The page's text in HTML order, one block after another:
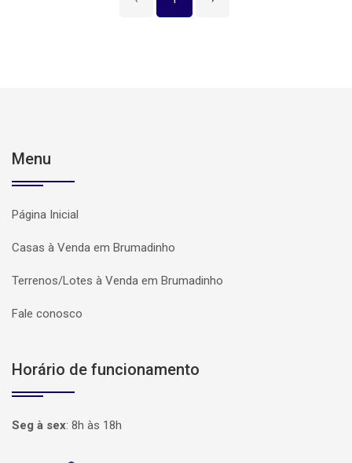
Menu
Página Inicial
Casas à Venda em Brumadinho
Terrenos/Lotes à Venda em Brumadinho
Fale conosco
Horário de funcionamento
Seg à sex: 8h às 18h